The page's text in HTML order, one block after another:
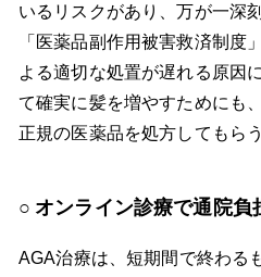
いるリスクがあり、万が一深
「医薬品副作用被害救済制度
よる適切な処置が遅れる原因
て確実に髪を増やすためにも
正規の医薬品を処方してもら
オンライン診療で通院負
AGA治療は、短期間で終わる